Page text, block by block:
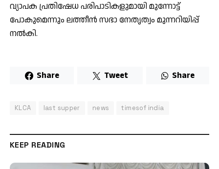
വ്യാപക പ്രതിഷേധ പരിപാടികളുമായി മുന്നോട്ട്
പോകുമെന്നും ലത്തീന്‍ സഭാ നേതൃത്വം മുന്നറിയിപ്പ്
നല്‍കി.
Share Tweet Share
KLCA last supper news timesof india
KEEP READING